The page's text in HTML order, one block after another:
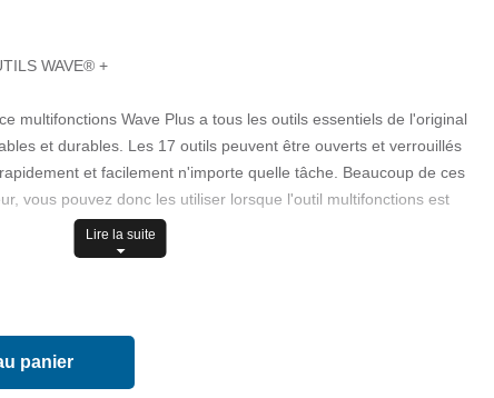
WAVE® +
multifonctions Wave Plus a tous les outils essentiels de l'original
et durables. Les 17 outils peuvent être ouverts et verrouillés
et facilement n'importe quelle tâche. Beaucoup de ces
vous pouvez donc les utiliser lorsque l'outil multifonctions est
Lire la suite
panier